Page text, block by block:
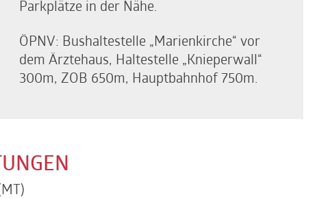
Parkplätze in der Nähe.
ÖPNV: Bushaltestelle „Marienkirche“ vor
dem Ärztehaus, Haltestelle „Knieperwall“
300m, ZOB 650m, Hauptbahnhof 750m.